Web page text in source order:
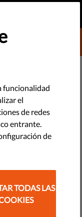
Echa
y unas
ha hecho viral,
cuando seas
funcionalidad
el
de redes
entrante.
de
TODAS LAS